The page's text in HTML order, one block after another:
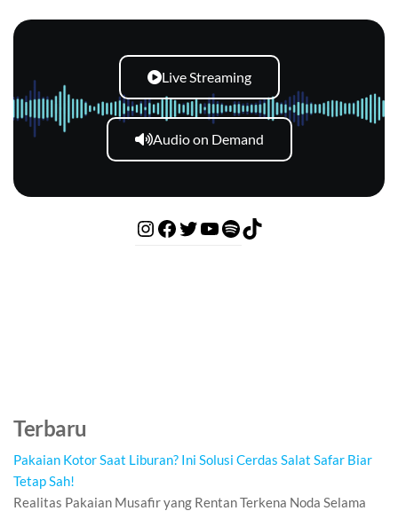
Live Streaming
Audio on Demand
Terbaru
Pakaian Kotor Saat Liburan? Ini Solusi Cerdas Salat Safar Biar
Tetap Sah!
Realitas Pakaian Musafir yang Rentan Terkena Noda Selama